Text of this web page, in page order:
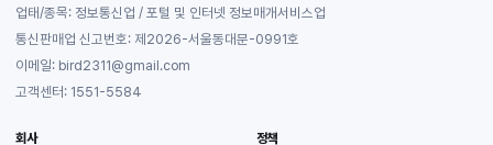
업태/종목: 정보통신업 / 포털 및 인터넷 정보매개서비스업
통신판매업 신고번호: 제2026-서울동대문-0991호
이메일: bird2311@gmail.com
고객센터: 1551-5584
회사 정책